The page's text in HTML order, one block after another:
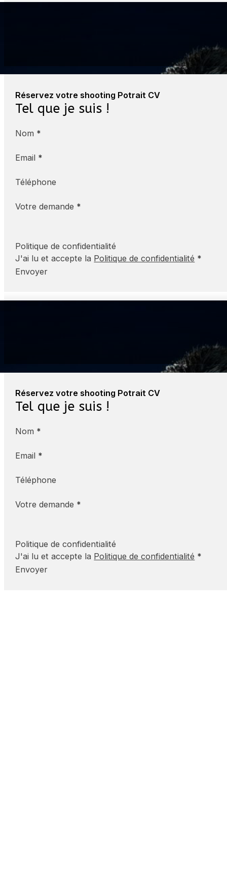
Réservez votre shooting Potrait CV
Tel que je suis !
Nom *
Email *
Téléphone
Votre demande *
Politique de confidentialité
J'ai lu et accepte la Politique de confidentialité *
Envoyer
Réservez votre shooting Potrait CV
Tel que je suis !
Nom *
Email *
Téléphone
Votre demande *
Politique de confidentialité
J'ai lu et accepte la Politique de confidentialité *
Envoyer